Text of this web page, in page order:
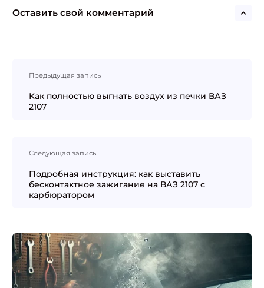
Оставить свой комментарий
записям
Предыдущая запись
Как полностью выгнать воздух из печки ВАЗ
2107
Следующая запись
Подробная инструкция: как выставить
бесконтактное зажигание на ВАЗ 2107 с
карбюратором